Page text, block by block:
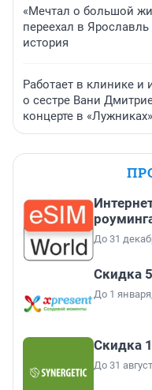
«Мечтал о большой
переехал в
история
Работает в клинике и
о сестре Вани
концерте в «Лужниках»
До 31
Скидка
До 1
Скидка
До 31